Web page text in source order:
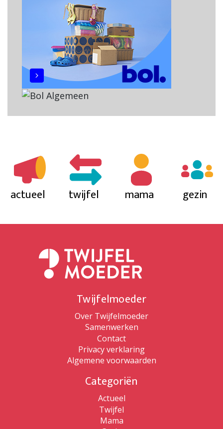
actueel twijfel mama gezin
Twijfelmoeder
Over Twijfelmoeder
Samenwerken
Contact
Privacy verklaring
Algemene voorwaarden
Categoriën
Actueel
Twijfel
Mama